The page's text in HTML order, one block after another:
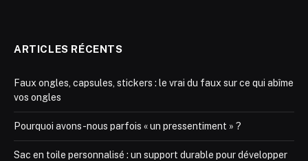
ARTICLES RÉCENTS
Faux ongles, capsules, stickers : le vrai du faux sur ce qui abîme
vos ongles
Pourquoi avons-nous parfois « un pressentiment » ?
Sac en toile personnalisé : un support durable pour développer